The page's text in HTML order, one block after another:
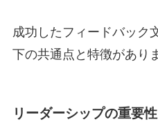
成功したフィードバック
下の共通点と特徴があり
リーダーシップの重要性